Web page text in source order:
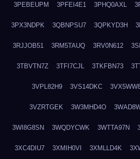
3PEBEUPM 3PFEI4E1 3PHQ0AXL
3PX3NDPK 3QBNPSU7 3QPKYD3H
3RJJOB51 3RM5TAUQ 3RV0N612
3TBVTN7Z 3TFI7CJL 3TKFBN73
3VPL82H9 3VS14DKC
3VZRTGEK 3W3MHD4O
3WI8G8SN 3WQDYCWK 3WTTA97N
3XC4DIU7 3XMIH0VI 3XMLLD4K